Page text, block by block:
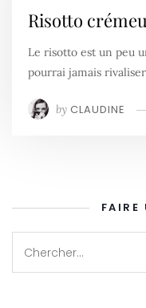
Risotto
Le risotto est un peu
pourrai jamais
by CLAUDINE
FAIRE